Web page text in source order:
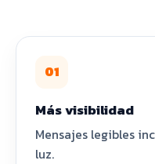
01
Más visibilidad
Mensajes legibles
luz.